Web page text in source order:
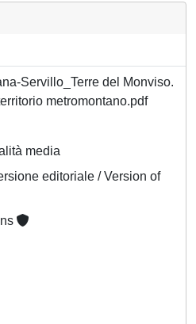
Servillo_Terre del Monviso.
metromontano.pdf
media
editoriale / Version of